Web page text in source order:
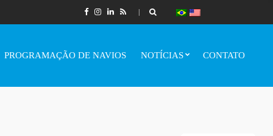
PROGRAMAÇÃO DE NAVIOS NOTÍCIAS CONTATO